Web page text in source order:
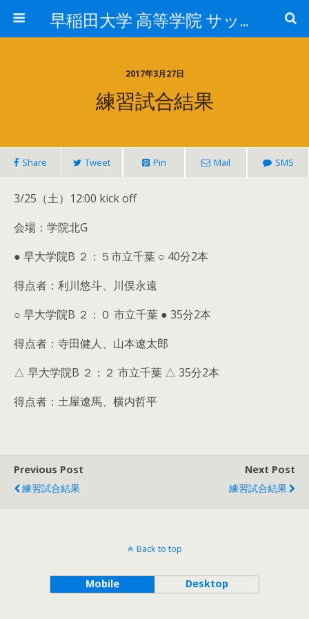
早稲田大学 高等学院 サッカー部
2017年3月27日
練習試合結果
Share Tweet Pin Mail SMS
3/25（土）12:00 kick off
会場：学院北G
● 早大学院B ２：５市立千葉 ○ 40分2本
得点者：利川悠斗、川俣永遠
○ 早大学院B ２：０ 市立千葉 ● 35分2本
得点者：寺田健人、山本遼太郎
△ 早大学院B ２：２ 市立千葉 △ 35分2本
得点者：土屋遼馬、横内哲平
Previous Post
練習試合結果
Next Post
練習試合結果
Back to top
Mobile Desktop